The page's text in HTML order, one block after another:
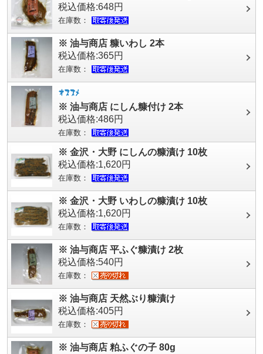
税込価格:648円
在庫数：
※ 油与商店 糠いわし 2本
税込価格:365円
在庫数：
※ 油与商店 にしん糠付け 2本
税込価格:486円
在庫数：
※ 金沢・大野 にしんの糠漬け 10枚
税込価格:1,620円
在庫数：
※ 金沢・大野 いわしの糠漬け 10枚
税込価格:1,620円
在庫数：
※ 油与商店 平ふぐ糠漬け 2枚
税込価格:540円
在庫数：
※ 油与商店 天然ぶり糠漬け
税込価格:405円
在庫数：
※ 油与商店 粕ふぐの子 80g